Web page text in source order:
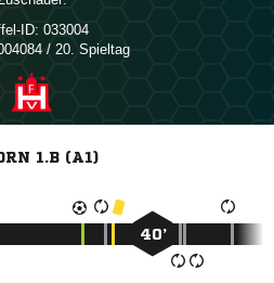
ID: 033004
/ 20. Spieltag
1.B (A1)
40’